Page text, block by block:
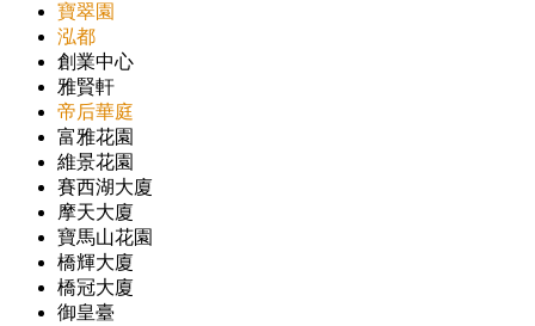
寶翠園
泓都
創業中心
雅賢軒
帝后華庭
富雅花園
維景花園
賽西湖大廈
摩天大廈
寶馬山花園
橋輝大廈
橋冠大廈
御皇臺